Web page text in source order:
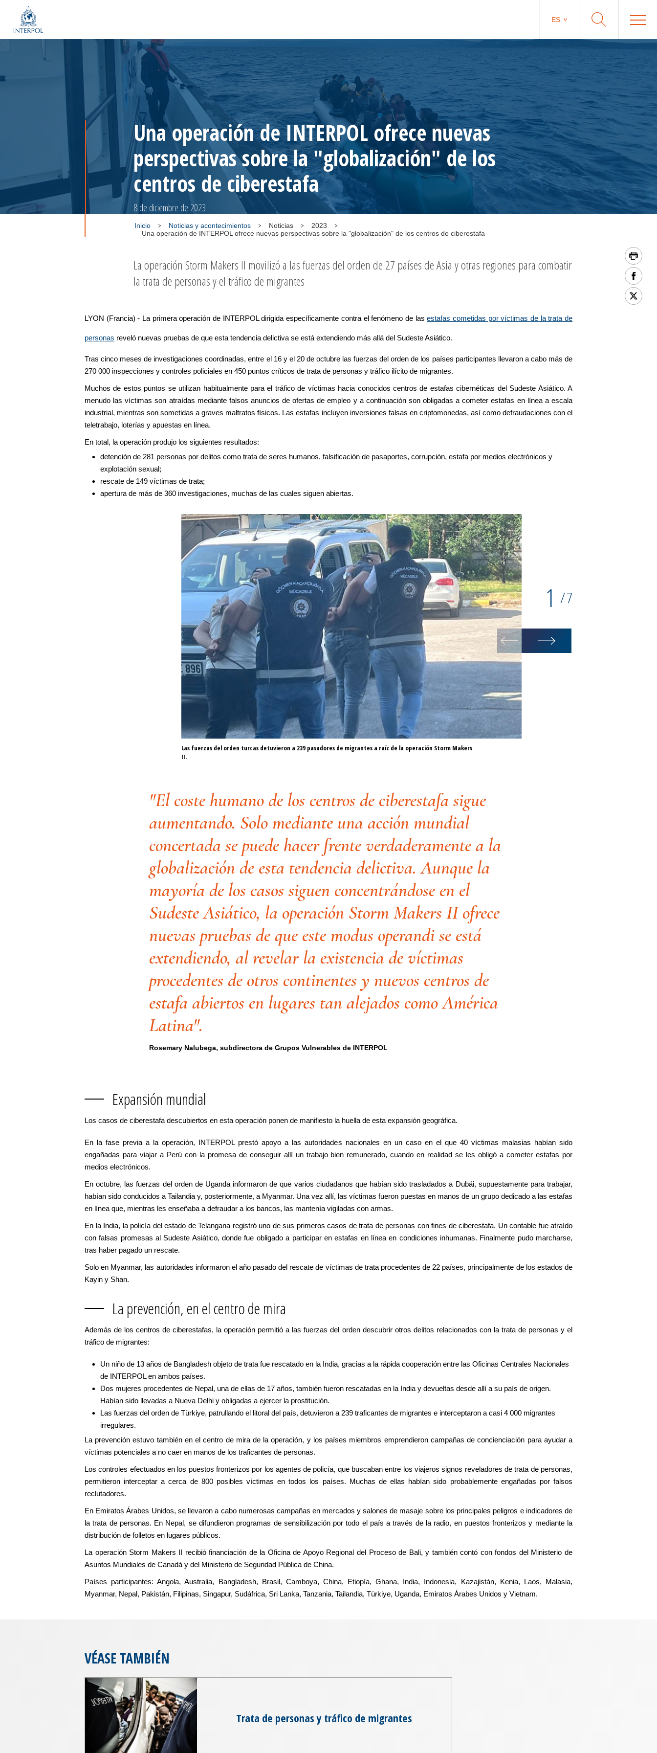
ES
Una operación de INTERPOL ofrece nuevas
perspectivas sobre la "globalización" de los
centros de ciberestafa
8 de diciembre de 2023
Inicio Noticias y acontecimientos Noticias
2023
Una operación de INTERPOL ofrece nuevas perspectivas sobre la "globalización" de los centros de ciberestafa
La operación Storm Makers II movilizó a las fuerzas del orden de 27 países de Asia y otras regiones para combatir
la trata de personas y el tráfico de migrantes
LYON (Francia) - La primera operación de INTERPOL dirigida específicamente contra el fenómeno de lasestafas cometidas por víctimas de la trata de
personas reveló nuevas pruebas de que esta tendencia delictiva se está extendiendo más allá del Sudeste Asiático.
Tras cinco meses de investigaciones coordinadas, entre el 16 y el 20 de octubre las fuerzas del orden de los países participantes llevaron a cabo más de
270 000 inspecciones y controles policiales en 450 puntos críticos de trata de personas y tráfico ilícito de migrantes.
Muchos de estos puntos se utilizan habitualmente para el tráfico de víctimas hacia conocidos centros de estafas cibernéticas del Sudeste Asiático. A
menudo las víctimas son atraídas mediante falsos anuncios de ofertas de empleo y a continuación son obligadas a cometer estafas en línea a escala
industrial, mientras son sometidas a graves maltratos físicos. Las estafas incluyen inversiones falsas en criptomonedas, así como defraudaciones con el
teletrabajo, loterías y apuestas en línea.
En total, la operación produjo los siguientes resultados:
detención de 281 personas por delitos como trata de seres humanos, falsificación de pasaportes, corrupción, estafa por medios electrónicos y
explotación sexual;
rescate de 149 víctimas de trata;
apertura de más de 360 investigaciones, muchas de las cuales siguen abiertas.
Las fuerzas del orden turcas detuvieron a 239 pasadores de migrantes a raíz de la operación Storm Makers
II.
1 /7
"El coste humano de los centros de ciberestafa sigue
aumentando. Solo mediante una acción mundial
concertada se puede hacer frente verdaderamente a la
globalización de esta tendencia delictiva. Aunque la
mayoría de los casos siguen concentrándose en el
Sudeste Asiático, la operación Storm Makers II ofrece
nuevas pruebas de que este modus operandi se está
extendiendo, al revelar la existencia de víctimas
procedentes de otros continentes y nuevos centros de
estafa abiertos en lugares tan alejados como América
Latina".
Rosemary Nalubega, subdirectora de Grupos Vulnerables de INTERPOL
Expansión mundial
Los casos de ciberestafa descubiertos en esta operación ponen de manifiesto la huella de esta expansión geográfica.
En la fase previa a la operación, INTERPOL prestó apoyo a las autoridades nacionales en un caso en el que 40 víctimas malasias habían sido
engañadas para viajar a Perú con la promesa de conseguir allí un trabajo bien remunerado, cuando en realidad se les obligó a cometer estafas por
medios electrónicos.
En octubre, las fuerzas del orden de Uganda informaron de que varios ciudadanos que habían sido trasladados a Dubái, supuestamente para trabajar,
habían sido conducidos a Tailandia y, posteriormente, a Myanmar. Una vez allí, las víctimas fueron puestas en manos de un grupo dedicado a las estafas
en línea que, mientras les enseñaba a defraudar a los bancos, las mantenía vigiladas con armas.
En la India, la policía del estado de Telangana registró uno de sus primeros casos de trata de personas con fines de ciberestafa. Un contable fue atraído
con falsas promesas al Sudeste Asiático, donde fue obligado a participar en estafas en línea en condiciones inhumanas. Finalmente pudo marcharse,
tras haber pagado un rescate.
Solo en Myanmar, las autoridades informaron el año pasado del rescate de víctimas de trata procedentes de 22 países, principalmente de los estados de
Kayin y Shan.
La prevención, en el centro de mira
Además de los centros de ciberestafas, la operación permitió a las fuerzas del orden descubrir otros delitos relacionados con la trata de personas y el
tráfico de migrantes:
Un niño de 13 años de Bangladesh objeto de trata fue rescatado en la India, gracias a la rápida cooperación entre las Oficinas Centrales Nacionales
de INTERPOL en ambos países.
Dos mujeres procedentes de Nepal, una de ellas de 17 años, también fueron rescatadas en la India y devueltas desde allí a su país de origen.
Habían sido llevadas a Nueva Delhi y obligadas a ejercer la prostitución.
Las fuerzas del orden de Türkiye, patrullando el litoral del país, detuvieron a 239 traficantes de migrantes e interceptaron a casi 4 000 migrantes
irregulares.
La prevención estuvo también en el centro de mira de la operación, y los países miembros emprendieron campañas de concienciación para ayudar a
víctimas potenciales a no caer en manos de los traficantes de personas.
Los controles efectuados en los puestos fronterizos por los agentes de policía, que buscaban entre los viajeros signos reveladores de trata de personas,
permitieron interceptar a cerca de 800 posibles víctimas en todos los países. Muchas de ellas habían sido probablemente engañadas por falsos
reclutadores.
En Emiratos Árabes Unidos, se llevaron a cabo numerosas campañas en mercados y salones de masaje sobre los principales peligros e indicadores de
la trata de personas. En Nepal, se difundieron programas de sensibilización por todo el país a través de la radio, en puestos fronterizos y mediante la
distribución de folletos en lugares públicos.
La operación Storm Makers II recibió financiación de la Oficina de Apoyo Regional del Proceso de Bali, y también contó con fondos del Ministerio de
Asuntos Mundiales de Canadá y del Ministerio de Seguridad Pública de China.
Países participantes: Angola, Australia, Bangladesh, Brasil, Camboya, China, Etiopía, Ghana, India, Indonesia, Kazajistán, Kenia, Laos, Malasia,
Myanmar, Nepal, Pakistán, Filipinas, Singapur, Sudáfrica, Sri Lanka, Tanzania, Tailandia, Türkiye, Uganda, Emiratos Árabes Unidos y Vietnam.
VÉASE TAMBIÉN
Trata de personas y tráfico de migrantes